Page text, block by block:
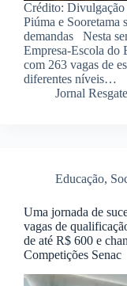
Crédito:
Piúma e Sooretama
demandas Nesta
Empresa-Escola do
com 263 vagas de
diferentes níveis…
Jornal Resgate
Educação,
Uma jornada de
vagas de
de até R$ 600 e
Competições Senac